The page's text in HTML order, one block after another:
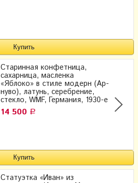
Старинная конфетница,
сахарница, масленка
«Яблоко» в стиле модерн (Ар-
нуво), латунь, серебрение,
стекло, WMF, Германия, 1930-е
14 500 Р
Статуэтка «Иван» из